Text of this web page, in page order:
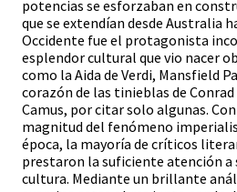
potencias se esforzaban en
que se extendían desde Australia
Occidente fue el protagonista
esplendor cultural que vio nacer
como la Aida de Verdi, Mansfield
corazón de las tinieblas de
Camus, por citar solo algunas.
magnitud del fenómeno
época, la mayoría de críticos
prestaron la suficiente atención a
cultura. Mediante un brillante